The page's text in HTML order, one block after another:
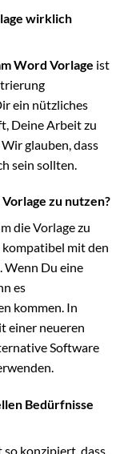
wirklich
Word Vorlage ist
ein nützliches
Deine Arbeit zu
glauben, dass
sein sollten.
zu nutzen?
die Vorlage zu
mit den
Wenn Du eine
es
kommen. In
einer neueren
Software
Bedürfnisse
so konzipiert, dass